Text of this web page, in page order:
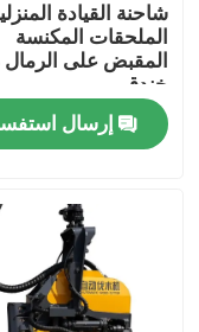
منزل
المنتجات
جولة في المعمل
شاحنة القيادة
الملحقات المكنسة
المقبض على الرمال
خندق
إرسال